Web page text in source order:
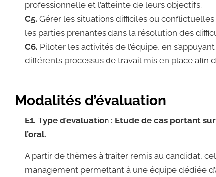
professionnelle et l’atteinte de leurs objectifs.
C5. Gérer les situations difficiles ou
les parties prenantes dans la résolution des
C6. Piloter les activités de l’équipe, en
différents processus de travail mis en place afin
Modalités d’évaluation
E1. Type d’évaluation : Etude de cas portant
l’oral.
A partir de thèmes à traiter remis au candidat,
management permettant à une équipe dédiée